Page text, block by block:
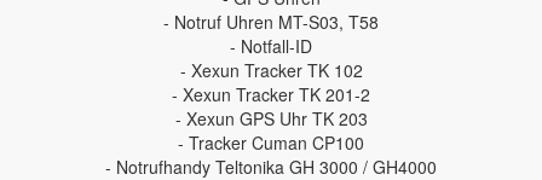
- Notruf Uhren MT-S03, T58
- Notfall-ID
- Xexun Tracker TK 102
- Xexun Tracker TK 201-2
- Xexun GPS Uhr TK 203
- Tracker Cuman CP100
- Notrufhandy Teltonika GH 3000 / GH4000